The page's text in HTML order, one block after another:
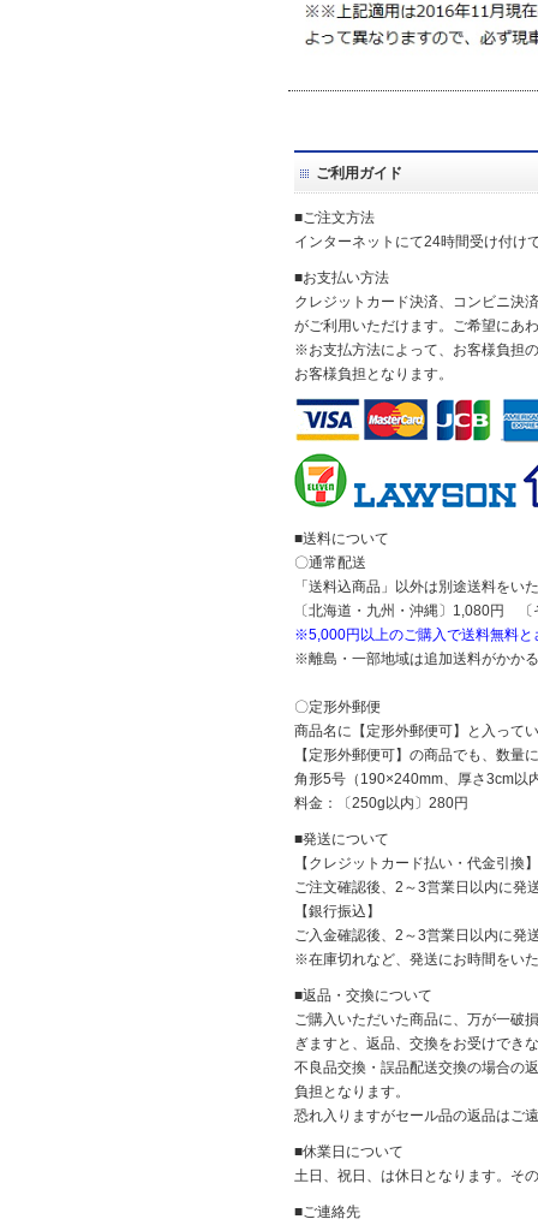
ご利用ガイド
■ご注文方法
インターネットにて24時間受け付け
■お支払い方法
クレジットカード決済、コンビニ決
がご利用いただけます。ご希望にあ
※お支払方法によって、お客様負担
お客様負担となります。
■送料について
〇通常配送
「送料込商品」以外は別途送料をい
〔北海道・九州・沖縄〕1,080円
※5,000円以上のご購入で送料無料と
※離島・一部地域は追加送料がかか
〇定形外郵便
商品名に【定形外郵便可】と入って
【定形外郵便可】の商品でも、数
角形5号（190×240mm、厚さ3cm以
料金：〔250g以内〕280円
■発送について
【クレジットカード払い・代金引換】
ご注文確認後、2～3営業日以内に発
【銀行振込】
ご入金確認後、2～3営業日以内に発
※在庫切れなど、発送にお時間をい
■返品・交換について
ご購入いただいた商品に、万が一破
ぎますと、返品、交換をお受けでき
不良品交換・誤品配送交換の場合の
負担となります。
恐れ入りますがセール品の返品はご
■休業日について
土日、祝日、は休日となります。そ
■ご連絡先